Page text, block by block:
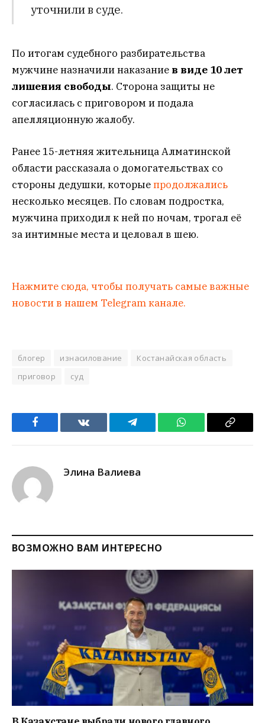
уточнили в суде.
По итогам судебного разбирательства
мужчине назначили наказание в виде 10 лет
лишения свободы. Сторона защиты не
согласилась с приговором и подала
апелляционную жалобу.
Ранее 15-летняя жительница Алматинской
области рассказала о домогательствах со
стороны дедушки, которыепродолжались
несколько месяцев. По словам подростка,
мужчина приходил к ней по ночам, трогал её
за интимные места и целовал в шею.
Нажмите сюда, чтобы получать самые важные
новости в нашем Telegram канале.
блогер изнасилование
Костанайская область
приговор
суд
Facebook VKontakteTelegram WhatsApp Copy
Элина Валиева
ВОЗМОЖНО ВАМ ИНТЕРЕСНО